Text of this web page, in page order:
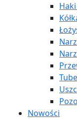
Nowości